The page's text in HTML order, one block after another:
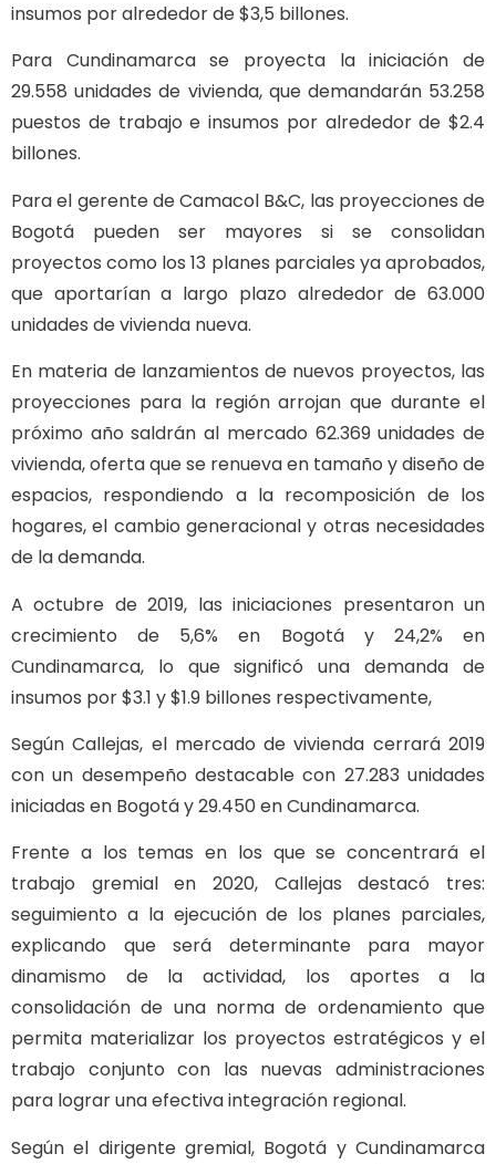
insumos por alrededor de $3,5 billones.
Para Cundinamarca se proyecta la iniciación de
29.558 unidades de vivienda, que demandarán 53.258
puestos de trabajo e insumos por alrededor de $2.4
billones.
Para el gerente de Camacol B&C, las proyecciones de
Bogotá pueden ser mayores si se consolidan
proyectos como los 13 planes parciales ya aprobados,
que aportarían a largo plazo alrededor de 63.000
unidades de vivienda nueva.
En materia de lanzamientos de nuevos proyectos, las
proyecciones para la región arrojan que durante el
próximo año saldrán al mercado 62.369 unidades de
vivienda, oferta que se renueva en tamaño y diseño de
espacios, respondiendo a la recomposición de los
hogares, el cambio generacional y otras necesidades
de la demanda.
A octubre de 2019, las iniciaciones presentaron un
crecimiento de 5,6% en Bogotá y 24,2% en
Cundinamarca, lo que significó una demanda de
insumos por $3.1 y $1.9 billones respectivamente,
Según Callejas, el mercado de vivienda cerrará 2019
con un desempeño destacable con 27.283 unidades
iniciadas en Bogotá y 29.450 en Cundinamarca.
Frente a los temas en los que se concentrará el
trabajo gremial en 2020, Callejas destacó tres:
seguimiento a la ejecución de los planes parciales,
explicando que será determinante para mayor
dinamismo de la actividad, los aportes a la
consolidación de una norma de ordenamiento que
permita materializar los proyectos estratégicos y el
trabajo conjunto con las nuevas administraciones
para lograr una efectiva integración regional.
Según el dirigente gremial, Bogotá y Cundinamarca